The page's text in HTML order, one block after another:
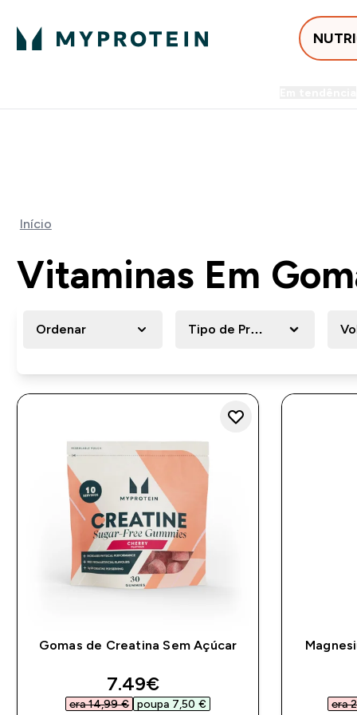
Início
Vitaminas Em
Ordenar Tipo de Produto Nutricional
Gomas de Creatina Sem Açúcar
discounted price
7.49€‎
era 14,99 €‎ poupa 7,50 €‎ era